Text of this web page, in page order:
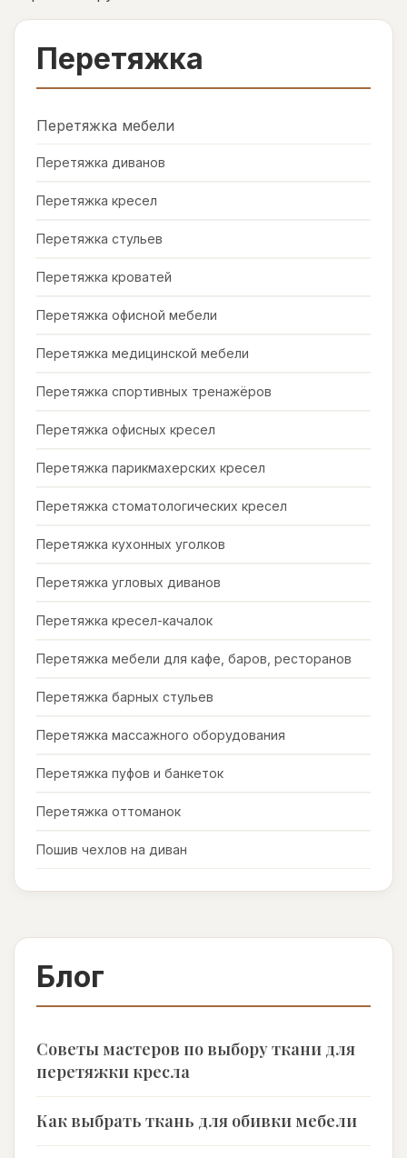
Перетяжка
Перетяжка мебели
Перетяжка диванов
Перетяжка кресел
Перетяжка стульев
Перетяжка кроватей
Перетяжка офисной мебели
Перетяжка медицинской мебели
Перетяжка спортивных тренажёров
Перетяжка офисных кресел
Перетяжка парикмахерских кресел
Перетяжка стоматологических кресел
Перетяжка кухонных уголков
Перетяжка угловых диванов
Перетяжка кресел-качалок
Перетяжка мебели для кафе, баров, ресторанов
Перетяжка барных стульев
Перетяжка массажного оборудования
Перетяжка пуфов и банкеток
Перетяжка оттоманок
Пошив чехлов на диван
Блог
Советы мастеров по выбору ткани для
перетяжки кресла
Как выбрать ткань для обивки мебели